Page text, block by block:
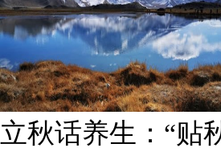
立秋话养生：“贴